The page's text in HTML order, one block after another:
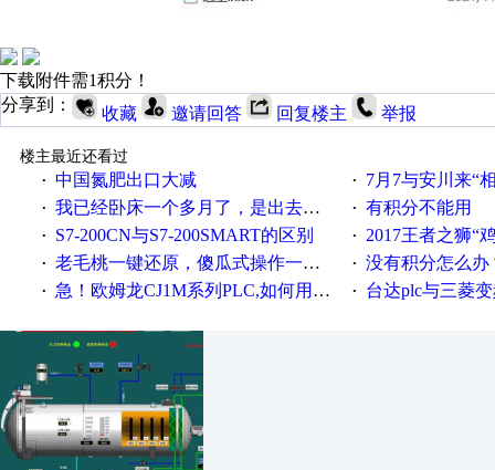
下载附件需1积分！
分享到：
收藏 邀请回答 回复楼主 举报
楼主最近还看过
· 中国氮肥出口大减 · 7月7与安川来“
· 我已经卧床一个多月了，是出去安装机械手在高速遭遇车祸所致:大家工作都要特别注意啊 · 有积分不能用
· S7-200CN与S7-200SMART的区别 · 2017王者之狮“鸡”情签到
· 老毛桃一键还原，傻瓜式操作一键轻松备份还原；程序为向导式安装，一键即可实现自动备份或还原系统。 · 没有积分怎么办
· 急！欧姆龙CJ1M系列PLC,如何用时间控制变频器。要求时间在组态王中可以自由输入！拜托各位大神了！ · 台达plc与三菱